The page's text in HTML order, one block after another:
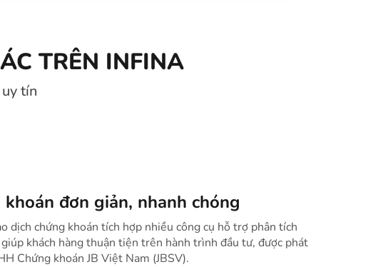
TRÊN INFINA
tín
đơn giản, nhanh chóng
dịch chứng khoán tích hợp nhiều công cụ hỗ trợ phân tích
khách hàng thuận tiện trên hành trình đầu tư, được phát
Chứng khoán JB Việt Nam (JBSV).